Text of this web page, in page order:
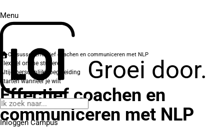
Menu
Groei door.
Inloggen Campus
Cursussen Effectief coachen en communiceren met NLP
Flexibel online studeren
Altijd persoonlijke begeleiding
Starten wanneer je wilt
Effectief coachen en
communiceren met NLP